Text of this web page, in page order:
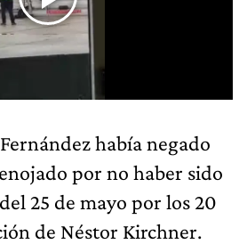
había negado
por no haber sido
25 de mayo por los 20
de Néstor Kirchner.